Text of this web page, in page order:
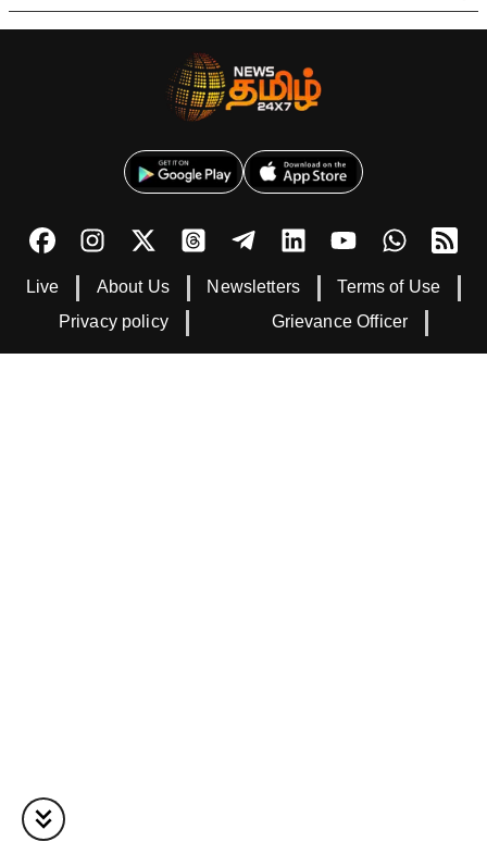
Live About Us Newsletters
Terms of Use
Privacy policy
Grievance Officer